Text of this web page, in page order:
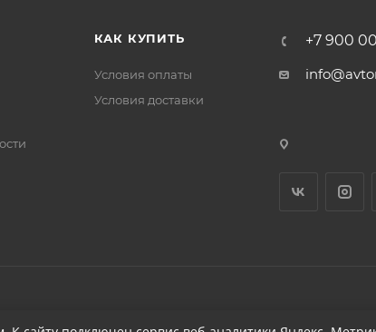
КАК КУПИТЬ
Условия оплаты
Условия доставки
+7 900